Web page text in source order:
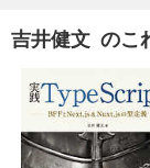
吉井健文 のこ